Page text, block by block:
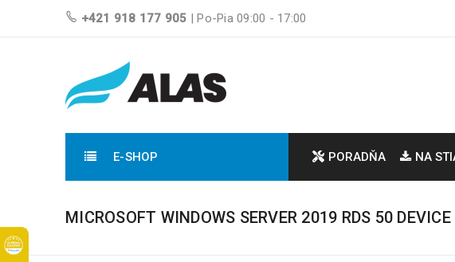
+421 918 177 905 | Po-Pia 09:00 - 17:00
E-SHOP PORADŇA NA
MICROSOFT WINDOWS SERVER 2019 RDS 50